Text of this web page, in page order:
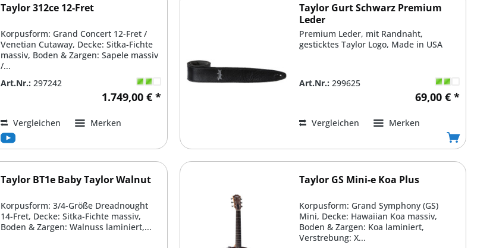
Taylor 312ce 12-Fret
Korpusform: Grand Concert 12-Fret /
Venetian Cutaway, Decke: Sitka-Fichte
massiv, Boden & Zargen: Sapele massiv
/...
Art.Nr.: 297242
1.749,00 € *
Vergleichen Merken
Taylor Gurt Schwarz Premium
Leder
Premium Leder, mit Randnaht,
gesticktes Taylor Logo, Made in USA
Art.Nr.: 299625
69,00 € *
Vergleichen Merken
Taylor BT1e Baby Taylor Walnut
Korpusform: 3/4-Größe Dreadnought
14-Fret, Decke: Sitka-Fichte massiv,
Boden & Zargen: Walnuss laminiert,...
Taylor GS Mini-e Koa Plus
Korpusform: Grand Symphony (GS)
Mini, Decke: Hawaiian Koa massiv,
Boden & Zargen: Koa laminiert,
Verstrebung: X...